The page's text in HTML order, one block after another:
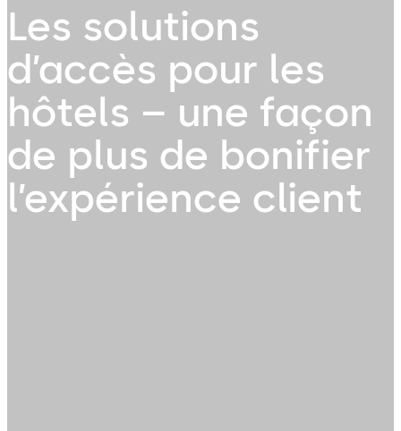
Les solutions
d’accès pour les
hôtels – une façon
de plus de bonifier
l’expérience client